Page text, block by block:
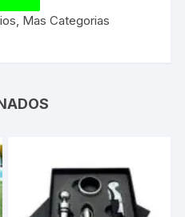
Mas Categorias